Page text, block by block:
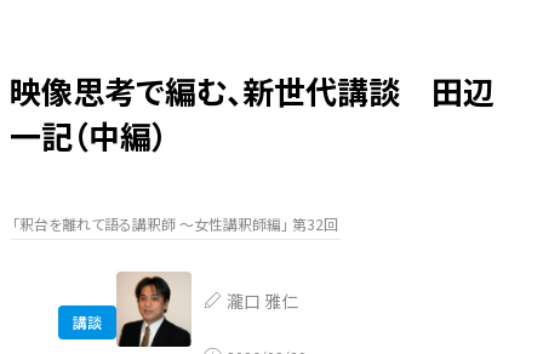
映像思考で編む、新世代講談 田辺
一記（中編）
「釈台を離れて語る講釈師 ～女性講釈師編」 第32回
講談
瀧口 雅仁